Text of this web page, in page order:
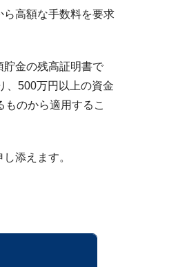
ら高額な手数料を要求
貯金の残高証明書で
、500万円以上の資金
のから適用するこ
添えます。